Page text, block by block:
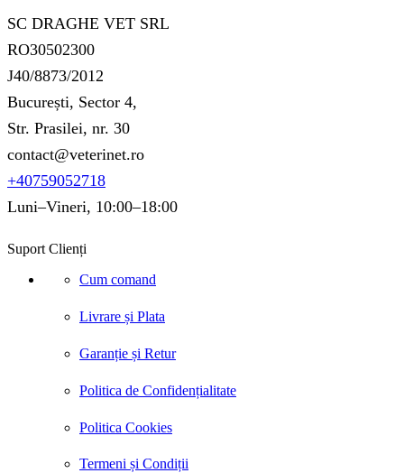
SC DRAGHE VET SRL
RO30502300
J40/8873/2012
București, Sector 4,
Str. Prasilei, nr. 30
contact@veterinet.ro
+40759052718
Luni–Vineri, 10:00–18:00
Suport Clienți
Cum comand
Livrare și Plata
Garanție și Retur
Politica de Confidențialitate
Politica Cookies
Termeni și Condiții